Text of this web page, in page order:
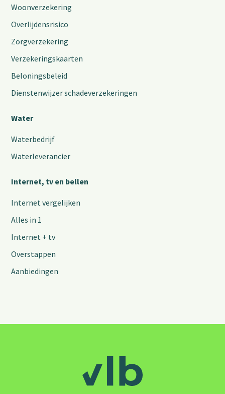
Woonverzekering
Overlijdensrisico
Zorgverzekering
Verzekeringskaarten
Beloningsbeleid
Dienstenwijzer schadeverzekeringen
Water
Waterbedrijf
Waterleverancier
Internet, tv en bellen
Internet vergelijken
Alles in 1
Internet + tv
Overstappen
Aanbiedingen